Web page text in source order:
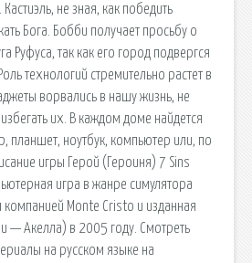
не зная, как победить
Бога. Бобби получает просьбу о
Руфуса, так как его город подвергся
технологий стремительно растет в
ворвались в нашу жизнь, не
их. В каждом доме найдется
планшет, ноутбук, компьютер или, по
игры Герой (Героиня) 7 Sins
игра в жанре симулятора
Monte Cristo и изданная
— Акелла) в 2005 году. Смотреть
на русском языке на